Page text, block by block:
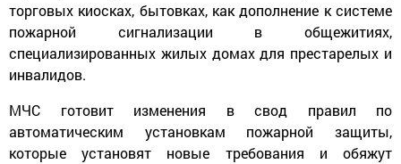
торговых киосках, бытовках, как дополнение к системе
пожарной сигнализации в общежитиях,
специализированных жилых домах для престарелых и
инвалидов.
МЧС готовит изменения в свод правил по
автоматическим установкам пожарной защиты,
которые установят новые требования и обяжут